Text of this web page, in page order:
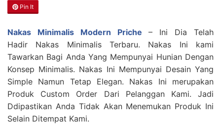
Pin It
Nakas Minimalis Modern Priche – Ini Dia Telah
Hadir Nakas Minimalis Terbaru. Nakas Ini kami
Tawarkan Bagi Anda Yang Mempunyai Hunian Dengan
Konsep Minimalis. Nakas Ini Mempunyai Desain Yang
Simple Namun Tetap Elegan. Nakas Ini merupakan
Produk Custom Order Dari Pelanggan Kami. Jadi
Ddipastikan Anda Tidak Akan Menemukan Produk Ini
Selain Ditempat Kami.